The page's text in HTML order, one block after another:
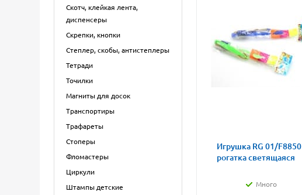
Скотч, клейкая лента,
диспенсеры
Скрепки, кнопки
Степлер, скобы, антистеплеры
Тетради
Точилки
Магниты для досок
Транспортиры
Трафареты
Стоперы
Фломастеры
Циркули
Штампы детские
Игрушка RG 01/F8850
рогатка светящаяся
Много